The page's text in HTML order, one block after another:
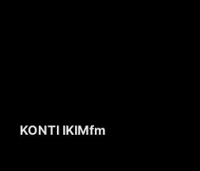
KONTI IKIMfm